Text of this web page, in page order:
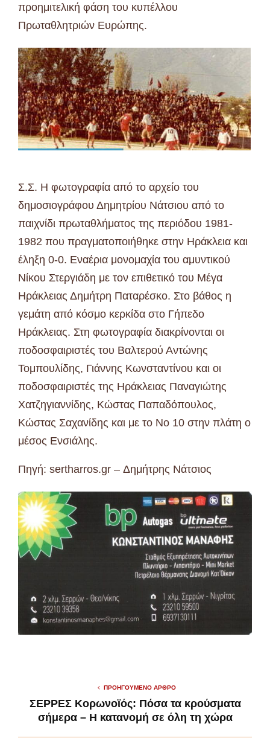
προημιτελική φάση του κυπέλλου
Πρωταθλητριών Ευρώπης.
Σ.Σ. Η φωτογραφία από το αρχείο του
δημοσιογράφου Δημητρίου Νάτσιου από το
παιχνίδι πρωταθλήματος της περιόδου 1981-
1982 που πραγματοποιήθηκε στην Ηράκλεια και
έληξη 0-0. Εναέρια μονομαχία του αμυντικού
Νίκου Στεργιάδη με τον επιθετικό του Μέγα
Ηράκλειας Δημήτρη Παταρέσκο. Στο βάθος η
γεμάτη από κόσμο κερκίδα στο Γήπεδο
Ηράκλειας. Στη φωτογραφία διακρίνονται οι
ποδοσφαιριστές του Βαλτερού Αντώνης
Τομπουλίδης, Γιάννης Κωνσταντίνου και οι
ποδοσφαιριστές της Ηράκλειας Παναγιώτης
Χατζηγιαννίδης, Κώστας Παπαδόπουλος,
Κώστας Σαχανίδης και με το Νο 10 στην πλάτη ο
μέσος Ενσιάλης.
Πηγή: sertharros.gr – Δημήτρης Νάτσιος
ΠΡΟΗΓΟΎΜΕΝΟ ΆΡΘΡΟ
ΣΕΡΡΕΣ Κορωνοϊός: Πόσα τα κρούσματα
σήμερα – Η κατανομή σε όλη τη χώρα